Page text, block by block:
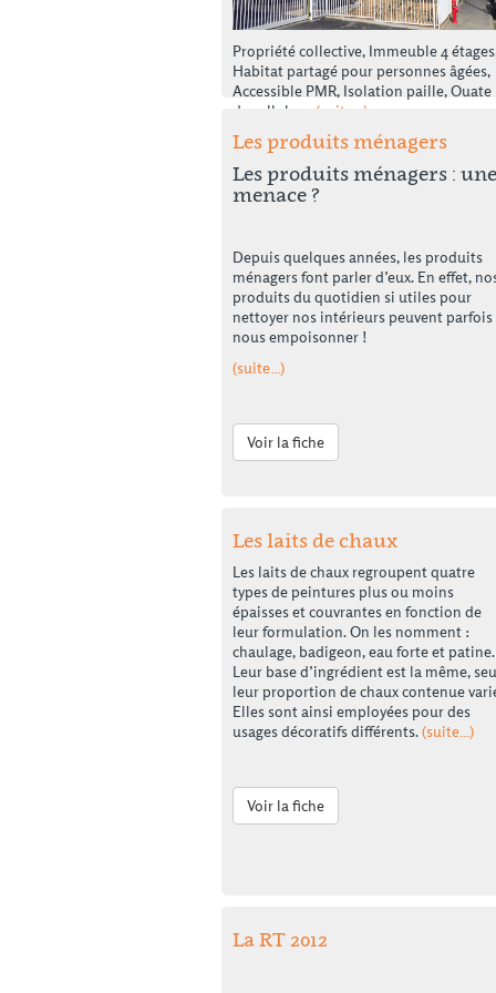
Propriété collective, Immeuble 4
Habitat partagé pour personnes âgées,
Accessible PMR, Isolation paille, Ouate
de cellulose (suite…)
Voir la fiche
Les produits ménagers
Les produits ménagers : une
menace ?
Depuis quelques années, les produits
ménagers font parler d’eux. En effet,
produits du quotidien si utiles pour
nettoyer nos intérieurs peuvent parfois
nous empoisonner !
(suite…)
Voir la fiche
Les laits de chaux
Les laits de chaux regroupent quatre
types de peintures plus ou moins
épaisses et couvrantes en fonction de
leur formulation. On les nomment :
chaulage, badigeon, eau forte et patine.
Leur base d’ingrédient est la même,
leur proportion de chaux contenue
Elles sont ainsi employées pour des
usages décoratifs différents.(suite…)
Voir la fiche
La RT 2012